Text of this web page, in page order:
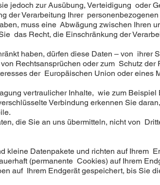
jedoch zur Ausübung, Verteidigung oder
der Verarbeitung Ihrer
muss eine Abwägung zwischen Ihren
das Recht, die Einschränkung der
haben, dürfen diese Daten – von ihrer
Rechtsansprüchen oder zum Schutz der
der Europäischen Union oder eines
vertraulicher Inhalte, wie zum
Verbindung erkennen Sie
die Sie an uns übermitteln, nicht von
kleine Datenpakete und richten auf Ihrem
(permanente Cookies) auf Ihrem
auf Ihrem Endgerät gespeichert, bis Sie